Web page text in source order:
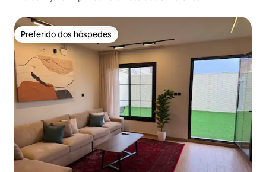
Preferido dos hóspedes
Preferido dos hóspedes